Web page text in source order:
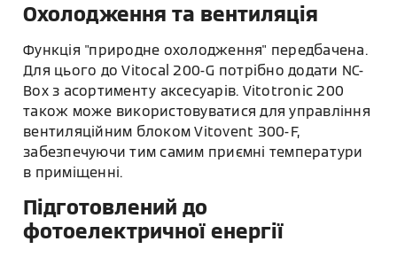
Охолодження та вентиляція
Функція "природне охолодження" передбачена.
Для цього до Vitocal 200-G потрібно додати NC-
Box з асортименту аксесуарів. Vitotronic 200
також може використовуватися для управління
вентиляційним блоком Vitovent 300-F,
забезпечуючи тим самим приємні температури
в приміщенні.
Підготовлений до
фотоелектричної енергії